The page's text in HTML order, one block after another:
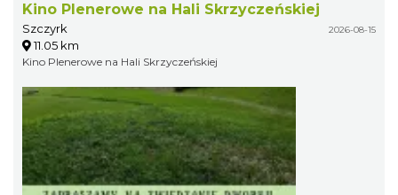
Kino Plenerowe na Hali Skrzyczeńskiej
Szczyrk 2026-08-15
11.05 km
Kino Plenerowe na Hali Skrzyczeńskiej